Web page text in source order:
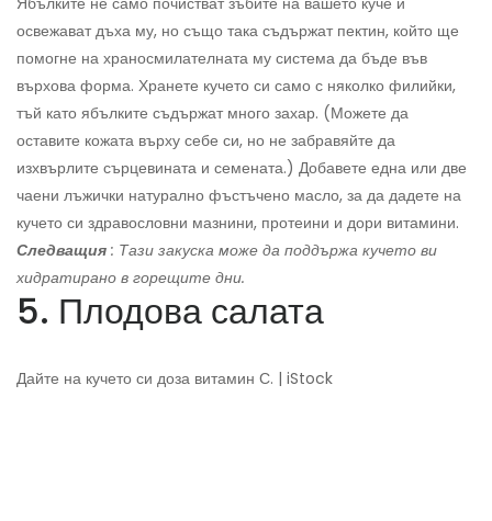
освежават дъха му, но също така съдържат пектин, който ще
помогне на храносмилателната му система да бъде във
върхова форма. Хранете кучето си само с няколко филийки,
тъй като ябълките съдържат много захар. (Можете да
оставите кожата върху себе си, но не забравяйте да
изхвърлите сърцевината и семената.) Добавете една или две
чаени лъжички натурално фъстъчено масло, за да дадете на
кучето си здравословни мазнини, протеини и дори витамини.
Следващия : Тази закуска може да поддържа кучето ви
хидратирано в горещите дни.
5. Плодова салата
Дайте на кучето си доза витамин С. | iStock